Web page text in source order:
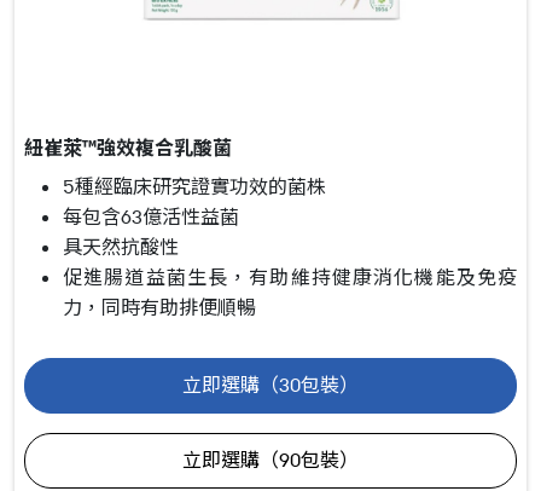
紐崔萊™強效複合乳酸菌
5種經臨床研究證實功效的菌株
每包含63億活性益菌
具天然抗酸性
促進腸道益菌生長，有助維持健康消化機能及免疫
力，同時有助排便順暢
立即選購（30包裝）
立即選購（90包裝）